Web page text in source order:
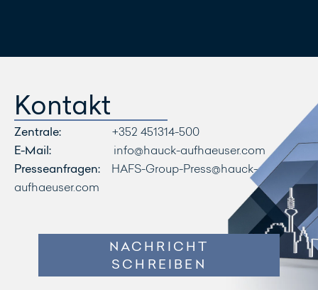
schreiben
Kontakt
Zentrale: +352 451314-500
E-Mail: info@hauck-aufhaeuser.com
Presseanfragen:
HAFS-Group-Press@hauck-
aufhaeuser.com
NACHRICHT
SCHREIBEN